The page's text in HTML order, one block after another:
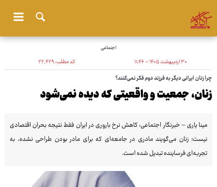
اجتماعی
۳۰ اردیبهشت ۱۴۰۵ - ۱۱:۴۶ کد مطلب:۲۲٬۴۲۹
چرا زنان ایرانی دیگر به فرزند دوم فکر نمی‌کنند؟
زنان، جمعیت و واقعیتی که دیده نمی‌شود
مینا یاری – خبرنگار اجتماعی: کاهش نرخ باروری در ایران فقط نتیجه بحران اقتصادی
نیست؛ زنان می‌گویند مادری در جامعه‌ای که برای مادر بودن طراحی نشده، به
تجربه‌ای فرساینده تبدیل شده است.